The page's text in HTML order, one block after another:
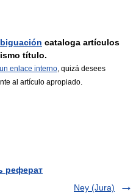
cataloga artículos
título.
un enlace interno, quizá desees
al artículo apropiado.
реферат
Ney (Jura)